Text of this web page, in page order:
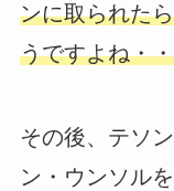
ンに取られた
うですよね・・
その後、テソ
ン・ウンソル